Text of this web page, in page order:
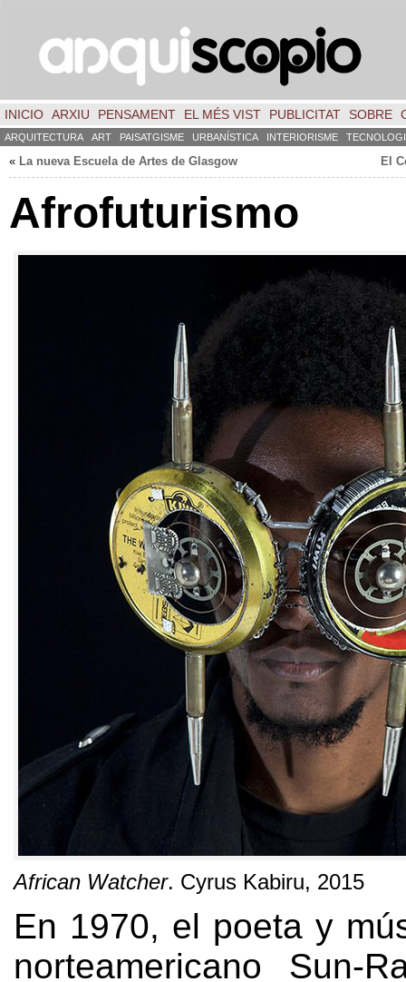
INICIO ARXIU PENSAMENT EL MÉS VIST PUBLICITAT SOBRE
ARQUITECTURA ART PAISATGISME URBANÍSTICA INTERIORISME
« La nueva Escuela de Artes de Glasgow El
Afrofuturismo
African Watcher. Cyrus Kabiru, 2015
En 1970, el poeta y
norteamericano Sun-